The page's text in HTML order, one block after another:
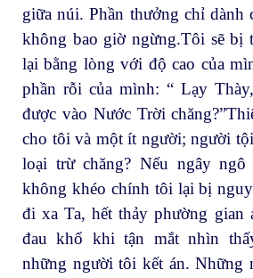
giữa núi. Phần thưởng chỉ dành
không bao giờ ngừng.Tôi sẽ bị
lại bằng lòng với độ cao của
phần rỗi của mình: “ Lạy
được vào Nước Trời
cho tôi và một ít người; người
loại trừ chăng? Nếu ngây
không khéo chính tôi lại bị
đi xa Ta, hết thảy phường gian
đau khổ khi tận mắt nhìn
những người tôi kết án. Những